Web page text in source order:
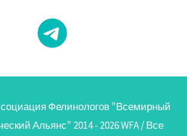
Фелинологов "Всемирный
Альянс" 2014 - 2026WFA/ Все